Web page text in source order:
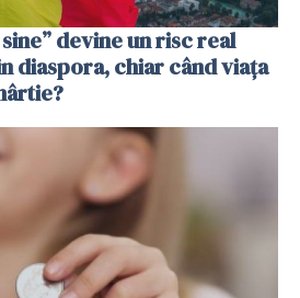
devine un risc real
diaspora, chiar când viața